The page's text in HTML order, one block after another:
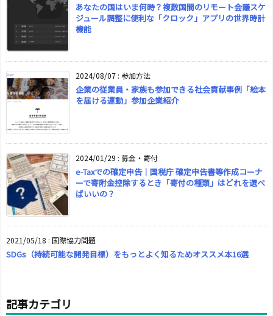
あなたの国はいま何時？複数国間のリモート会議スケ
ジュール調整に便利な「クロック」アプリの世界時計
機能
2024/08/07 : 参加方法
企業の従業員・家族も参加できる社会貢献事例「絵本
を届ける運動」参加企業紹介
2024/01/29 : 募金・寄付
e-Taxでの確定申告｜国税庁 確定申告書等作成コーナ
ーで寄附金控除するとき「寄付の種類」はどれを選べ
ばいいの？
2021/05/18 : 国際協力問題
SDGs（持続可能な開発目標）をもっとよく知るためオススメ本16選
記事カテゴリ